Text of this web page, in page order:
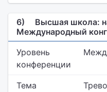
6)
Высшая школа:
Международный
Уровень
конференции
Тема